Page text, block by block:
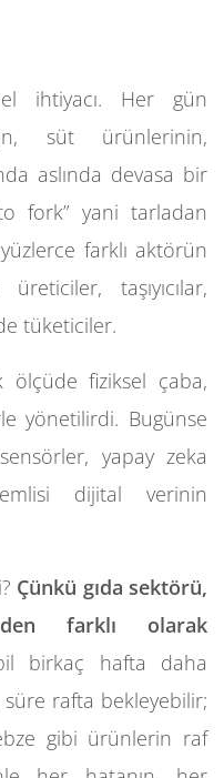
ihtiyacı. Her gün
süt ürünlerinin,
aslında devasa bir
fork” yani tarladan
farklı aktörün
taşıyıcılar,
tüketiciler.
ölçüde fiziksel çaba,
yönetilirdi. Bugünse
yapay zeka
dijital verinin
Çünkü gıda sektörü,
farklı olarak
birkaç hafta daha
rafta bekleyebilir;
gibi ürünlerin raf